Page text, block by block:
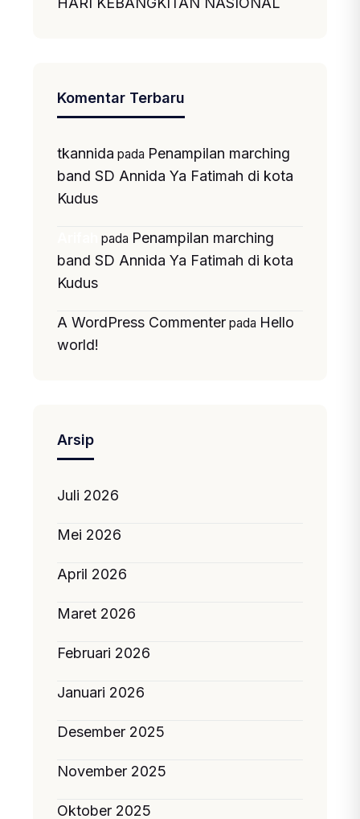
Komentar Terbaru
tkannida pada Penampilan marching
band SD Annida Ya Fatimah di kota
Kudus
pada Penampilan marching
band SD Annida Ya Fatimah di kota
Kudus
A WordPress Commenter pada Hello
world!
Arsip
Juli 2026
Mei 2026
April 2026
Maret 2026
Februari 2026
Januari 2026
Desember 2025
November 2025
Oktober 2025